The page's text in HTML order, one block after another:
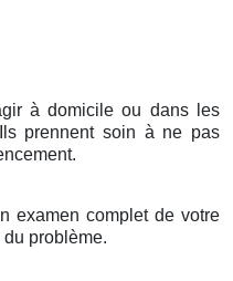
à domicile ou dans les
prennent soin à ne pas
examen complet de votre
du problème.